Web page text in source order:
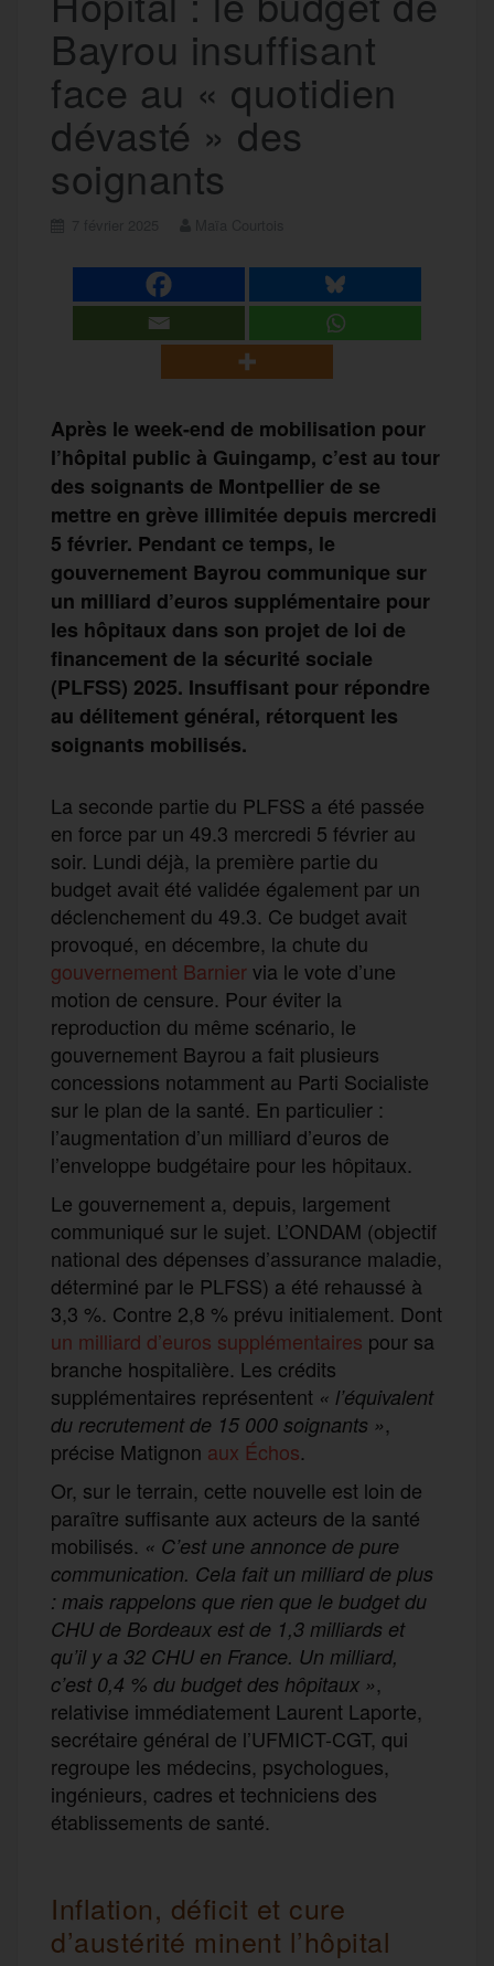
Bayrou insuffisant
face au « quotidien
dévasté » des
soignants
Après le week-end de mobilisation pour
l’hôpital public à Guingamp, c’est au tour
des soignants de Montpellier de se
mettre en grève illimitée depuis mercredi
5 février. Pendant ce temps, le
gouvernement Bayrou communique sur
un milliard d’euros supplémentaire pour
les hôpitaux dans son projet de loi de
financement de la sécurité sociale
(PLFSS) 2025. Insuffisant pour répondre
au délitement général, rétorquent les
soignants mobilisés.
La seconde partie du PLFSS a été passée
en force par un 49.3 mercredi 5 février au
soir. Lundi déjà, la première partie du
budget avait été validée également par un
déclenchement du 49.3. Ce budget avait
provoqué, en décembre, la chute du
gouvernement Barniervia le vote d’une
motion de censure. Pour éviter la
reproduction du même scénario, le
gouvernement Bayrou a fait plusieurs
concessions notamment au Parti Socialiste
sur le plan de la santé. En particulier :
l’augmentation d’un milliard d’euros de
l’enveloppe budgétaire pour les hôpitaux.
Le gouvernement a, depuis, largement
communiqué sur le sujet. L’ONDAM (objectif
national des dépenses d’assurance maladie,
déterminé par le PLFSS) a été rehaussé à
3,3 %. Contre 2,8 % prévu initialement. Dont
un milliard d’euros supplémentaires pour sa
branche hospitalière. Les crédits
supplémentaires représentent « l’équivalent
du recrutement de 15 000 soignants »,
précise Matignon aux Échos.
Or, sur le terrain, cette nouvelle est loin de
paraître suffisante aux acteurs de la santé
mobilisés. « C’est une annonce de pure
communication. Cela fait un milliard de plus
: mais rappelons que rien que le budget du
CHU de Bordeaux est de 1,3 milliards et
qu’il y a 32 CHU en France. Un milliard,
c’est 0,4 % du budget des hôpitaux »,
relativise immédiatement Laurent Laporte,
secrétaire général de l’UFMICT-CGT, qui
regroupe les médecins, psychologues,
ingénieurs, cadres et techniciens des
établissements de santé.
Inflation, déficit et cure
d’austérité minent l’hôpital